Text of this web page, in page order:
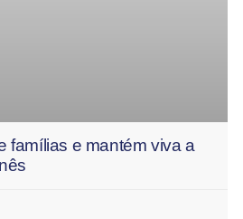
famílias e mantém viva a